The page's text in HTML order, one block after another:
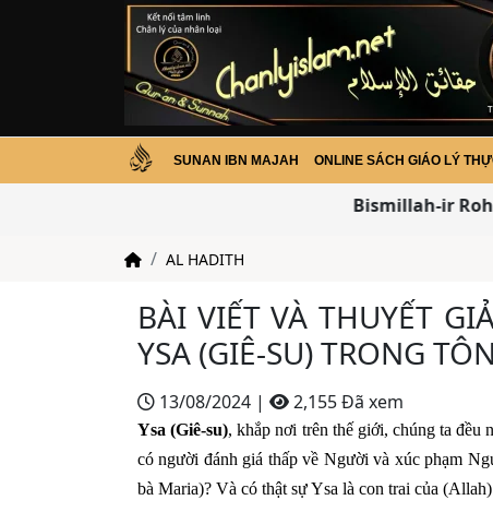
SUNAN IBN MAJAH ONLINE SÁCH GIÁO LÝ
Bismillah-ir
AL HADITH
BÀI VIẾT VÀ THUYẾT
YSA (GIÊ-SU) TRONG
13/08/2024 | 2,155 Đã xem
Ysa (Giê-su), khắp nơi trên thế giới, chúng ta
có người đánh giá thấp về Người và xúc phạm
bà Maria)? Và có thật sự Ysa là con trai của